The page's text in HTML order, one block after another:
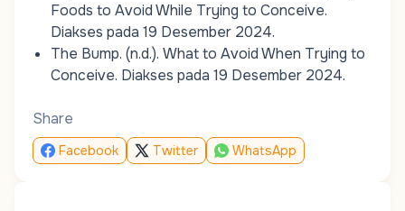
Foods to Avoid While Trying to Conceive.
Diakses pada 19 Desember 2024.
The Bump. (n.d.). What to Avoid When Trying to
Conceive. Diakses pada 19 Desember 2024.
Share
Facebook Twitter WhatsApp